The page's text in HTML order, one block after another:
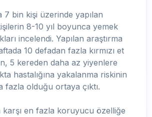
7 bin kişi üzerinde yapılan
8-10 yıl boyunca yemek
incelendi. Yapılan araştırma
10 defadan fazla kırmızı et
5 kereden daha az yiyenlere
hastalığına yakalanma riskinin
fazla olduğu ortaya çıktı.
karşı en fazla koruyucu özelliğe